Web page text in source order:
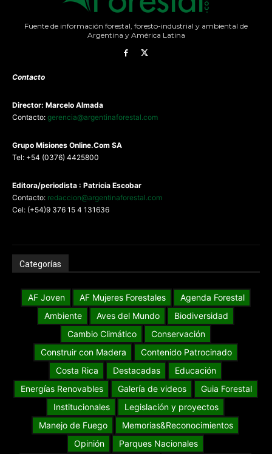
Fuente de información forestal, foresto-industrial y ambiental de
Argentina y América Latina
Contacto
Director: Marcelo Almada
Contacto: gerencia@argentinaforestal.com
Grupo Misiones Online.Com SA
Tel: +54 (0376) 4425800
Editora/periodista : Patricia Escobar
Contacto: redaccion@argentinaforestal.com
Cel: (+54)9 376 15 4 131636
Categorías
AF Joven AF Mujeres Forestales
Agenda Forestal
Ambiente
Aves del Mundo
Biodiversidad
Cambio Climático
Conservación
Construir con Madera
Contenido Patrocinado
Costa Rica
Destacadas
Educación
Energías Renovables
Galería de videos
Guia Forestal
Institucionales
Legislación y proyectos
Manejo de Fuego
Memorias&Reconocimientos
Opinión
Parques Nacionales